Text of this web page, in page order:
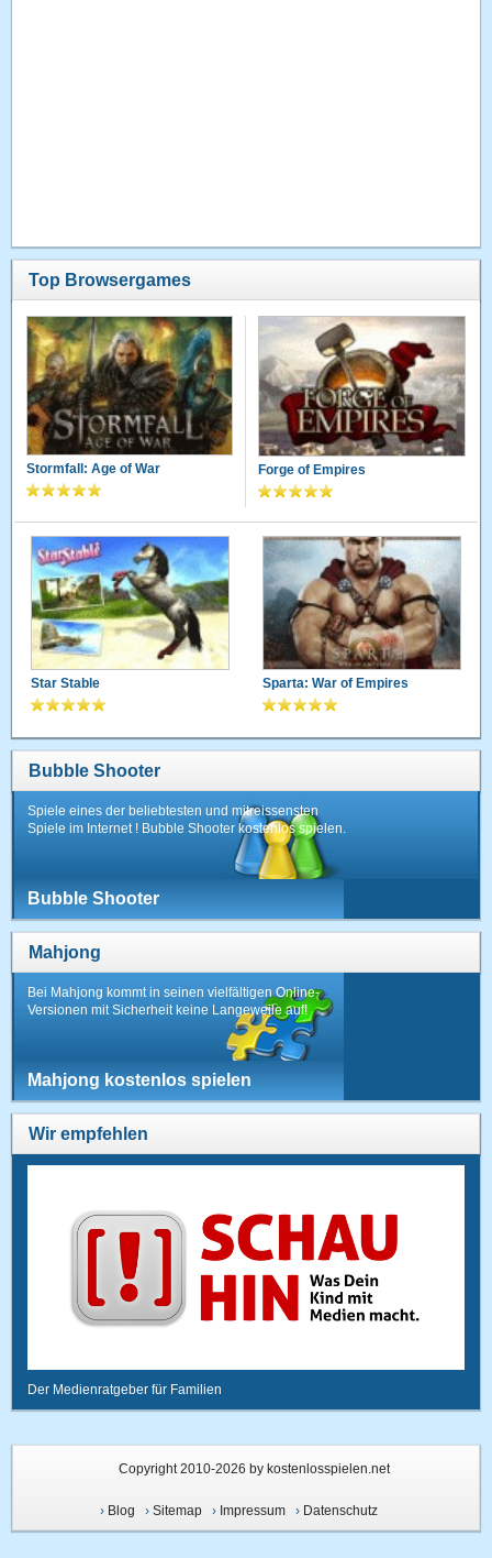
Top Browsergames
Stormfall: Age of War Forge of Empires
Star Stable Sparta: War of Empires
Bubble Shooter
Spiele eines der beliebtesten und mitreissensten
Spiele im Internet ! Bubble Shooter kostenlos spielen.
Bubble Shooter
Mahjong
Bei Mahjong kommt in seinen vielfältigen Online-
Versionen mit Sicherheit keine Langeweile auf!
Mahjong kostenlos spielen
Wir empfehlen
Der Medienratgeber für Familien
Copyright 2010-2026 by kostenlosspielen.net
› Blog › Sitemap› Impressum› Datenschutz